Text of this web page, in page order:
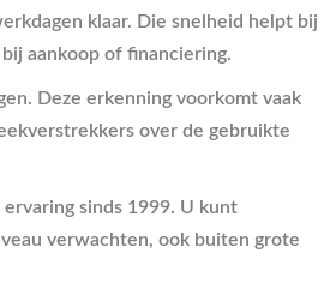
klaar. Die snelheid helpt bij
aankoop of financiering.
Deze erkenning voorkomt vaak
over de gebruikte
sinds 1999. U kunt
verwachten, ook buiten grote